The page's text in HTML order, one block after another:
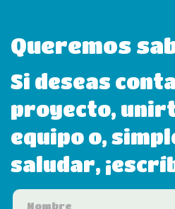
Queremos
Si deseas
proyecto,
equipo o,
saludar,